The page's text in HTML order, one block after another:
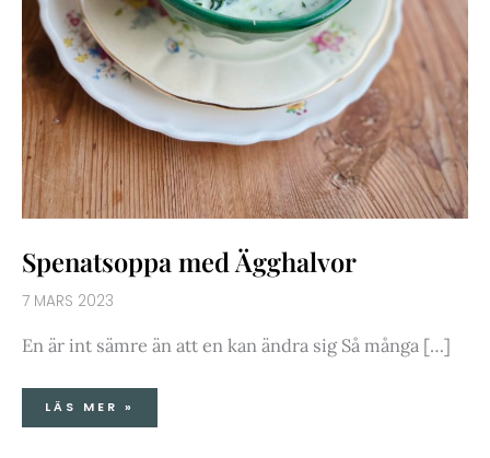
Spenatsoppa med Ägghalvor
7 MARS 2023
En är int sämre än att en kan ändra sig Så många […]
LÄS MER »